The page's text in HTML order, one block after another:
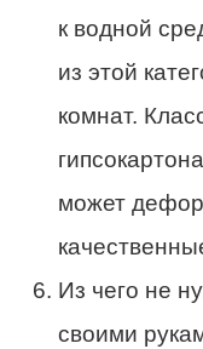
к водной
из этой
комнат.
может
Из чего не
своими